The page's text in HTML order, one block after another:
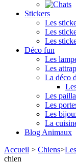
Stickers
Les
Les
Les
Déco fun
Les
Les
La déco
Les
Les
Les
La
Blog Animaux
Accueil > Chiens>
chien